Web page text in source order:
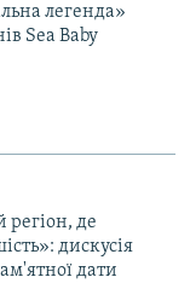
легенда»
Sea Baby
де
дискусія
дати